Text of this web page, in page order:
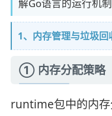
解Go语言的运行机制
1、内存管理与垃圾
① 内存分配策略
runtime包中的内存